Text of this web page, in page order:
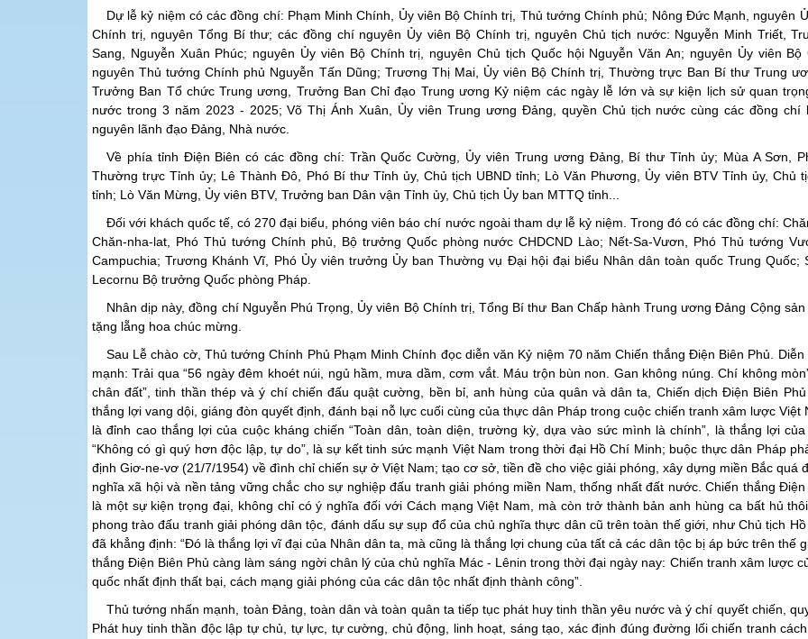
Dự lễ kỷ niệm có các đồng chí: Phạm Minh Chính, Ủy viên Bộ Chính trị, Thủ tướng Chính phủ; Nông Đức Mạnh, nguyên
Chính trị, nguyên Tổng Bí thư; các đồng chí nguyên Ủy viên Bộ Chính trị, nguyên Chủ tịch nước: Nguyễn Minh Triết,
Sang, Nguyễn Xuân Phúc; nguyên Ủy viên Bộ Chính trị, nguyên Chủ tịch Quốc hội Nguyễn Văn An; nguyên Ủy viên Bộ
nguyên Thủ tướng Chính phủ Nguyễn Tấn Dũng; Trương Thị Mai, Ủy viên Bộ Chính trị, Thường trực Ban Bí thư Trung
Trưởng Ban Tổ chức Trung ương, Trưởng Ban Chỉ đạo Trung ương Kỷ niệm các ngày lễ lớn và sự kiện lịch sử quan
nước trong 3 năm 2023 - 2025; Võ Thị Ánh Xuân, Ủy viên Trung ương Đảng, quyền Chủ tịch nước cùng các đồng chí
nguyên lãnh đạo Đảng, Nhà nước.
Về phía tỉnh Điện Biên có các đồng chí: Trần Quốc Cường, Ủy viên Trung ương Đảng, Bí thư Tỉnh ủy; Mùa A Sơn,
Thường trực Tỉnh ủy; Lê Thành Đô, Phó Bí thư Tỉnh ủy, Chủ tịch UBND tỉnh; Lò Văn Phương, Ủy viên BTV Tỉnh ủy, Chủ
tỉnh; Lò Văn Mừng, Ủy viên BTV, Trưởng ban Dân vận Tỉnh ủy, Chủ tịch Ủy ban MTTQ tỉnh...
Đối với khách quốc tế, có 270 đại biểu, phóng viên báo chí nước ngoài tham dự lễ kỷ niệm. Trong đó có các đồng chí:
Chăn-nha-lat, Phó Thủ tướng Chính phủ, Bộ trưởng Quốc phòng nước CHDCND Lào; Nết-Sa-Vươn, Phó Thủ tướng
Campuchia; Trương Khánh Vĩ, Phó Ủy viên trưởng Ủy ban Thường vụ Đại hội đại biểu Nhân dân toàn quốc Trung Quốc;
Lecornu Bộ trưởng Quốc phòng Pháp.
Nhân dịp này, đồng chí Nguyễn Phú Trọng, Ủy viên Bộ Chính trị, Tổng Bí thư Ban Chấp hành Trung ương Đảng Cộng sản
tặng lẵng hoa chúc mừng.
Sau Lễ chào cờ, Thủ tướng Chính Phủ Phạm Minh Chính đọc diễn văn Kỷ niệm 70 năm Chiến thắng Điện Biên Phủ. Diễn
mạnh: Trải qua “56 ngày đêm khoét núi, ngủ hầm, mưa dầm, cơm vắt. Máu trộn bùn non. Gan không núng. Chí không
chân đất”, tinh thần thép và ý chí chiến đấu quật cường, bền bỉ, anh hùng của quân và dân ta, Chiến dịch Điện Biên
thắng lợi vang dội, giáng đòn quyết định, đánh bại nỗ lực cuối cùng của thực dân Pháp trong cuộc chiến tranh xâm lược Việt
là đỉnh cao thắng lợi của cuộc kháng chiến “Toàn dân, toàn diện, trường kỳ, dựa vào sức mình là chính”, là thắng lợi
“Không có gì quý hơn độc lập, tự do”, là sự kết tinh sức mạnh Việt Nam trong thời đại Hồ Chí Minh; buộc thực dân Pháp
định Giơ-ne-vơ (21/7/1954) về đình chỉ chiến sự ở Việt Nam; tạo cơ sở, tiền đề cho việc giải phóng, xây dựng miền Bắc quá
nghĩa xã hội và nền tảng vững chắc cho sự nghiệp đấu tranh giải phóng miền Nam, thống nhất đất nước. Chiến thắng Điện
là một sự kiện trọng đại, không chỉ có ý nghĩa đối với Cách mạng Việt Nam, mà còn trở thành bản anh hùng ca bất hủ
phong trào đấu tranh giải phóng dân tộc, đánh dấu sự sụp đổ của chủ nghĩa thực dân cũ trên toàn thế giới, như Chủ tịch
đã khẳng định: “Đó là thắng lợi vĩ đại của Nhân dân ta, mà cũng là thắng lợi chung của tất cả các dân tộc bị áp bức trên thế
thắng Điện Biên Phủ càng làm sáng ngời chân lý của chủ nghĩa Mác - Lênin trong thời đại ngày nay: Chiến tranh xâm lược
quốc nhất định thất bại, cách mạng giải phóng của các dân tộc nhất định thành công”.
Thủ tướng nhấn mạnh, toàn Đảng, toàn dân và toàn quân ta tiếp tục phát huy tinh thần yêu nước và ý chí quyết chiến,
Phát huy tinh thần độc lập tự chủ, tự lực, tự cường, chủ động, linh hoạt, sáng tạo, xác định đúng đường lối chiến tranh